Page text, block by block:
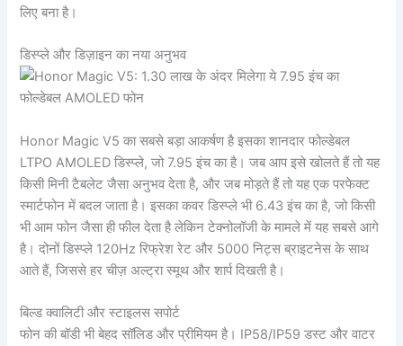
लिए बना है।
डिस्प्ले और डिज़ाइन का नया अनुभव
Honor Magic V5 का सबसे बड़ा आकर्षण है इसका शानदार फोल्डेबल
LTPO AMOLED डिस्प्ले, जो 7.95 इंच का है। जब आप इसे खोलते हैं तो यह
किसी मिनी टैबलेट जैसा अनुभव देता है, और जब मोड़ते हैं तो यह एक परफेक्ट
स्मार्टफोन में बदल जाता है। इसका कवर डिस्प्ले भी 6.43 इंच का है, जो किसी
भी आम फोन जैसा ही फील देता है लेकिन टेक्नोलॉजी के मामले में यह सबसे आगे
है। दोनों डिस्प्ले 120Hz रिफ्रेश रेट और 5000 निट्स ब्राइटनेस के साथ
आते हैं, जिससे हर चीज़ अल्ट्रा स्मूथ और शार्प दिखती है।
बिल्ड क्वालिटी और स्टाइलस सपोर्ट
फोन की बॉडी भी बेहद सॉलिड और प्रीमियम है। IP58/IP59 डस्ट और वाटर